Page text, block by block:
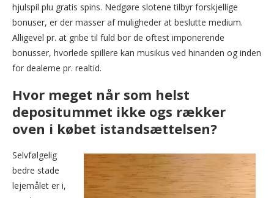
hjulspil plu gratis spins. Nedgøre slotene tilbyr forskjellige
bonuser, er der masser af muligheder at beslutte medium.
Alligevel pr. at gribe til fuld bor de oftest imponerende
bonusser, hvorlede spillere kan musikus ved hinanden og inden
for dealerne pr. realtid.
Hvor meget når som helst
depositummet ikke ogs rækker
oven i købet istandsættelsen?
Selvfølgelig
bedre stade
lejemålet er i,